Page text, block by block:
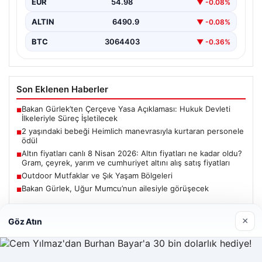
EUR 54.98 ▼ -0.08%
ALTIN 6490.9 ▼ -0.08%
BTC 3064403 ▼ -0.36%
Son Eklenen Haberler
■Bakan Gürlek’ten Çerçeve Yasa Açıklaması: Hukuk Devleti
İlkeleriyle Süreç İşletilecek
■2 yaşındaki bebeği Heimlich manevrasıyla kurtaran personele
ödül
■Altın fiyatları canlı 8 Nisan 2026: Altın fiyatları ne kadar oldu?
Gram, çeyrek, yarım ve cumhuriyet altını alış satış fiyatları
■Outdoor Mutfaklar ve Şık Yaşam Bölgeleri
■Bakan Gürlek, Uğur Mumcu’nun ailesiyle görüşecek
Güncel
Göz Atın ×